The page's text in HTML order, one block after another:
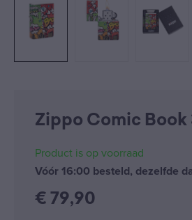
Zippo Comic Book
Product is op voorraad
Vóór 16:00 besteld, dezelfde
€ 79,90